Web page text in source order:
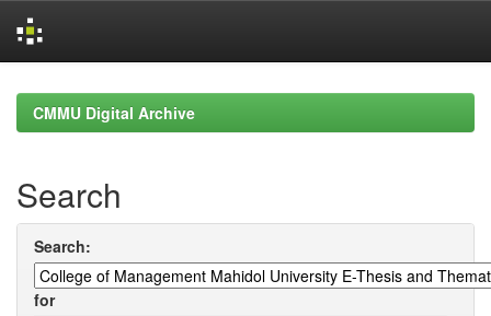
navigationCMMU Digital Archive
Search
Search:
for